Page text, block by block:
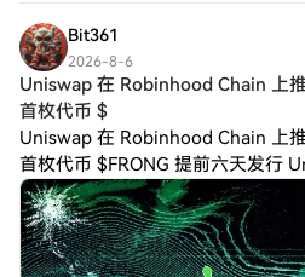
Bit361
2026-8-6
Uniswap 在 Robinhood Chain 上
首枚代币 $
Uniswap 在 Robinhood Chain 上
首枚代币 $FRONG 提前六天发行
月 5 日下午 5 点后不久，在 Ro